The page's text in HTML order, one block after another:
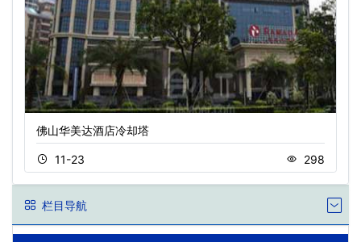
佛山华美达酒店冷却塔
11-23 298
栏目导航